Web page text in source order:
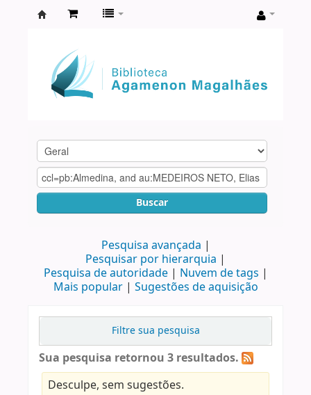
Agamenon
Magalhães
Buscar
Pesquisa avançada
Pesquisar por hierarquia
Pesquisa de autoridade
Nuvem de tags
Mais popular
Sugestões de aquisição
Filtre sua pesquisa
Sua pesquisa retornou 3 resultados.
Desculpe, sem sugestões.